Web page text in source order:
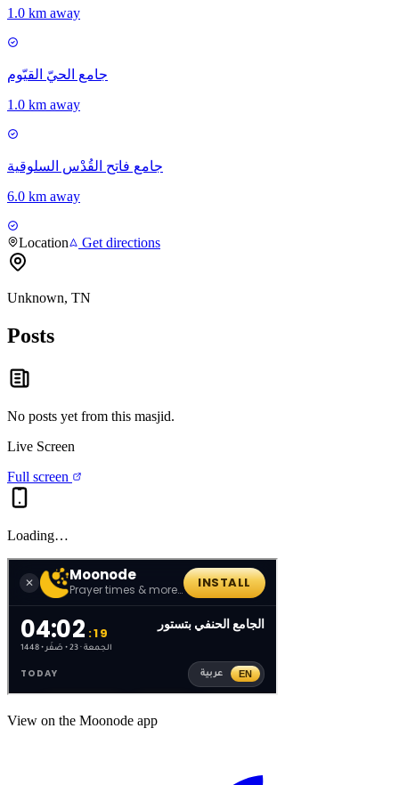
1.0 km away
جامع الحيّ القيّوم
1.0 km away
جامع فاتح القُدْس السلوقية
6.0 km away
Location Get directions
Unknown, TN
Posts
No posts yet from this masjid.
Live Screen
Full screen
Loading…
View on the Moonode app